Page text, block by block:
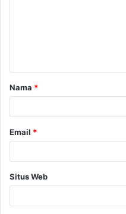
Nama *
Email *
Situs Web